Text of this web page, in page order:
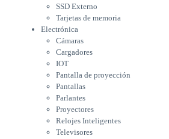
Proyectores
Relojes Inteligentes
Televisores
Gaming
Escritorios & Sillas
Hogar
Bebés & Niños
Conservadoras & Térmicos
Electrodomésticos
Cocina
Cuidado Personal
SSD Externo
Tarjetas de memoria
Electrónica
Cámaras
Cargadores
IOT
Pantalla de proyección
Pantallas
Parlantes
Proyectores
Relojes Inteligentes
Televisores